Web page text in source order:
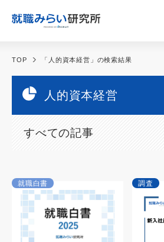
TOP 「人的資本経営」の検索結果
人的資本経営
すべての記事
就職白書 調査